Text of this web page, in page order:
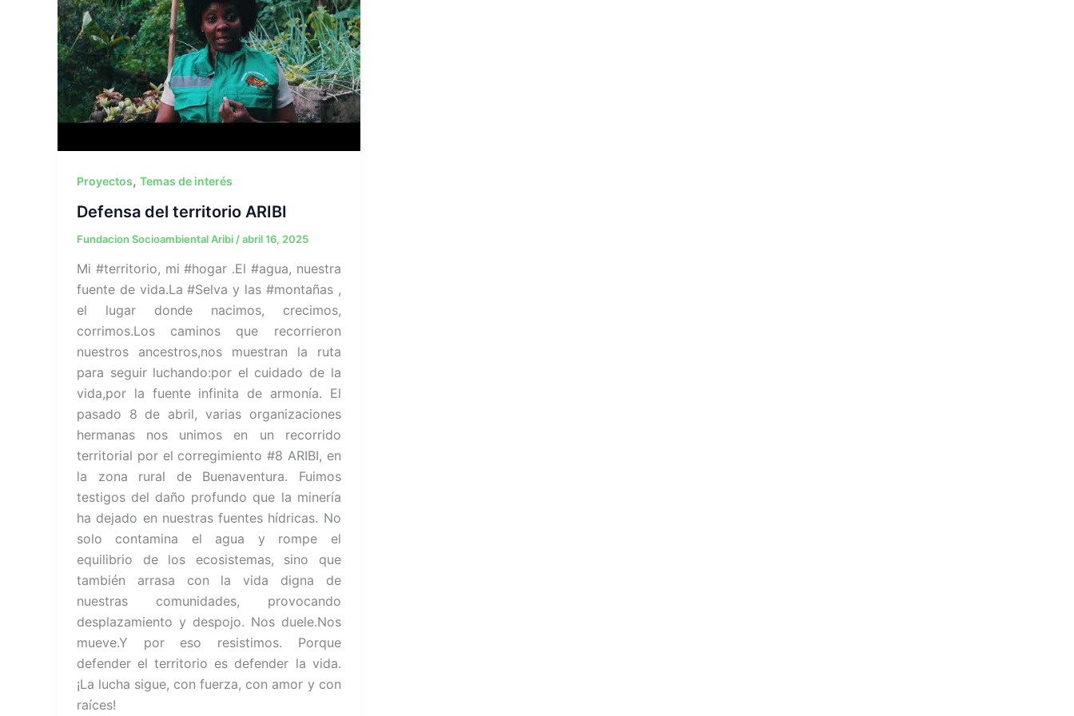
Proyectos, Temas de interés
Defensa del territorio ARIBI
Fundacion Socioambiental Aribi /abril 16, 2025
Mi #territorio, mi #hogar .El #agua, nuestra
fuente de vida.La #Selva y las #montañas ,
el lugar donde nacimos, crecimos,
corrimos.Los caminos que recorrieron
nuestros ancestros,nos muestran la ruta
para seguir luchando:por el cuidado de la
vida,por la fuente infinita de armonía. El
pasado 8 de abril, varias organizaciones
hermanas nos unimos en un recorrido
territorial por el corregimiento #8 ARIBI, en
la zona rural de Buenaventura. Fuimos
testigos del daño profundo que la minería
ha dejado en nuestras fuentes hídricas. No
solo contamina el agua y rompe el
equilibrio de los ecosistemas, sino que
también arrasa con la vida digna de
nuestras comunidades, provocando
desplazamiento y despojo. Nos duele.Nos
mueve.Y por eso resistimos. Porque
defender el territorio es defender la vida.
¡La lucha sigue, con fuerza, con amor y con
raíces!